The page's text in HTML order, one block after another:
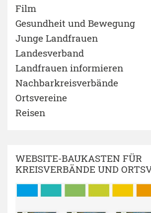
Film
Gesundheit und Bewegung
Junge Landfrauen
Landesverband
Landfrauen informieren
Nachbarkreisverbände
Ortsvereine
Reisen
WEBSITE-BAUKASTEN FÜR
KREISVERBÄNDE UND